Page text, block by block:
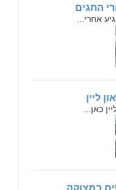
החגים
אחרי...
ליין
כאן...
במצוקה